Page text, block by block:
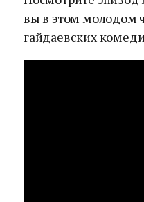
вы в этом молодом
гайдаевских